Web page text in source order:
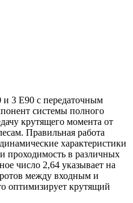
3 Е90 с передаточным
системы полного
крутящего момента от
Правильная работа
характеристики
проходимость в различных
число 2,64 указывает на
между входным и
оптимизирует крутящий